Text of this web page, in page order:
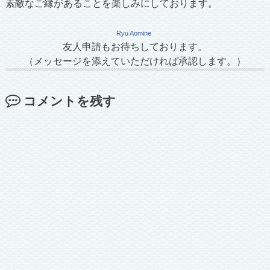
素敵なご縁があることを楽しみにしております。
Ryu Aomine
友人申請もお待ちしております。
（メッセージを添えていただければ承認します。）
コメントを残す